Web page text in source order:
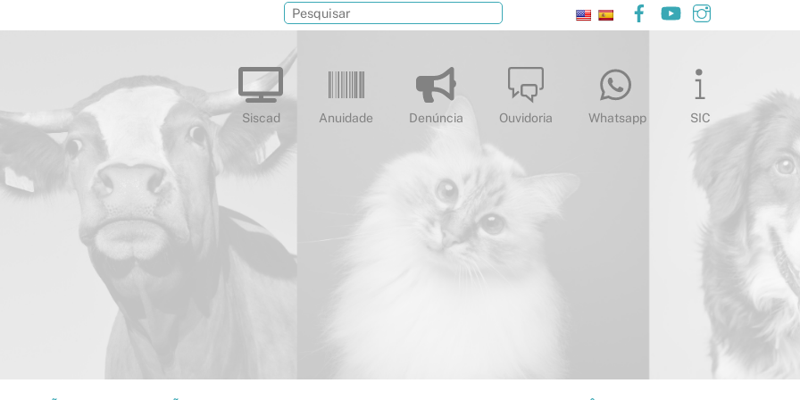
Facebook
YouTube
Siscad Anuidade Denúncia Ouvidoria Whatsapp SIC